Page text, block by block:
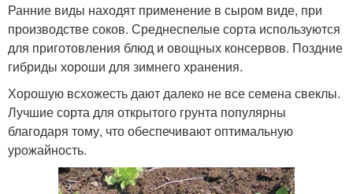
Ранние виды находят применение в сыром виде, при
производстве соков. Среднеспелые сорта используются
для приготовления блюд и овощных консервов. Поздние
гибриды хороши для зимнего хранения.
Хорошую всхожесть дают далеко не все семена свеклы.
Лучшие сорта для открытого грунта популярны
благодаря тому, что обеспечивают оптимальную
урожайность.